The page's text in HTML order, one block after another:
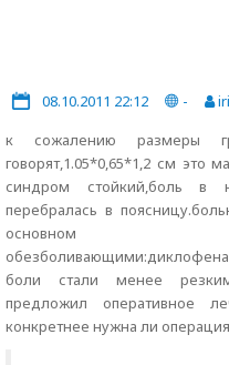
08.10.2011 22:12 -
к сожалению
говорят,1.05*0,65*1,2 см это
синдром стойкий,боль в
перебралась в
основном
боли стали менее
предложил оперативное
конкретнее нужна ли